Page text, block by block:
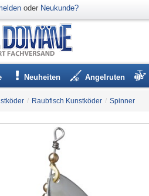
oder Neukunde?
Neuheiten Angelruten
/ Raubfisch Kunstköder / Spinner